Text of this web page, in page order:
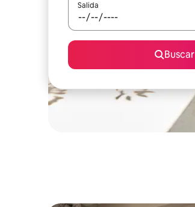
Salida
Buscar